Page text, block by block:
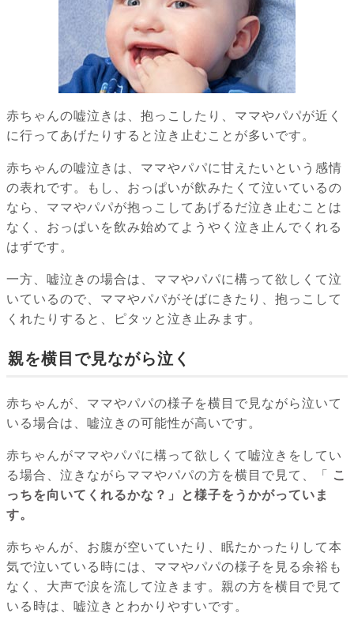
赤ちゃんの嘘泣きは、抱っこしたり、ママやパパが近く
に行ってあげたりすると泣き止むことが多いです。
赤ちゃんの嘘泣きは、ママやパパに甘えたいという感情
の表れです。もし、おっぱいが飲みたくて泣いているの
なら、ママやパパが抱っこしてあげるだ泣き止むことは
なく、おっぱいを飲み始めてようやく泣き止んでくれる
はずです。
一方、嘘泣きの場合は、ママやパパに構って欲しくて泣
いているので、ママやパパがそばにきたり、抱っこして
くれたりすると、ピタッと泣き止みます。
親を横目で見ながら泣く
赤ちゃんが、ママやパパの様子を横目で見ながら泣いて
いる場合は、嘘泣きの可能性が高いです。
赤ちゃんがママやパパに構って欲しくて嘘泣きをしてい
る場合、泣きながらママやパパの方を横目で見て、「
こ
っちを向いてくれるかな？」と様子をうかがっていま
す。
赤ちゃんが、お腹が空いていたり、眠たかったりして本
気で泣いている時には、ママやパパの様子を見る余裕も
なく、大声で涙を流して泣きます。親の方を横目で見て
いる時は、嘘泣きとわかりやすいです。